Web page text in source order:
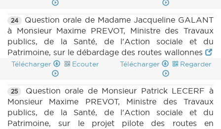
24
Question orale de Madame Jacqueline GALANT
à Monsieur Maxime PREVOT, Ministre des Travaux
publics, de la Santé, de l'Action sociale et du
Patrimoine, sur le débardage des routes wallonnes
Télécharger Ecouter Télécharger Regarder
25
Question orale de Monsieur Patrick LECERF à
Monsieur Maxime PREVOT, Ministre des Travaux
publics, de la Santé, de l'Action sociale et du
Patrimoine, sur le projet pilote des routes en